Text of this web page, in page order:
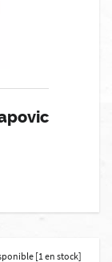
[1 en stock]